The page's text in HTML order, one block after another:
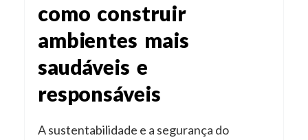
como construir
ambientes mais
saudáveis e
responsáveis
A sustentabilidade e a segurança do